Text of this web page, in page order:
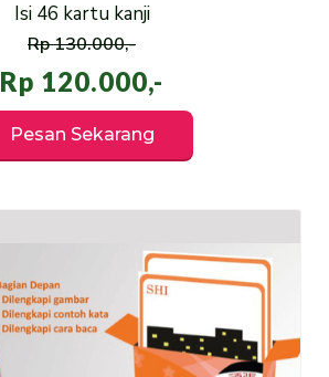
Isi 46 kartu kanji
Rp 130.000,-
Rp 120.000,-
Pesan Sekarang